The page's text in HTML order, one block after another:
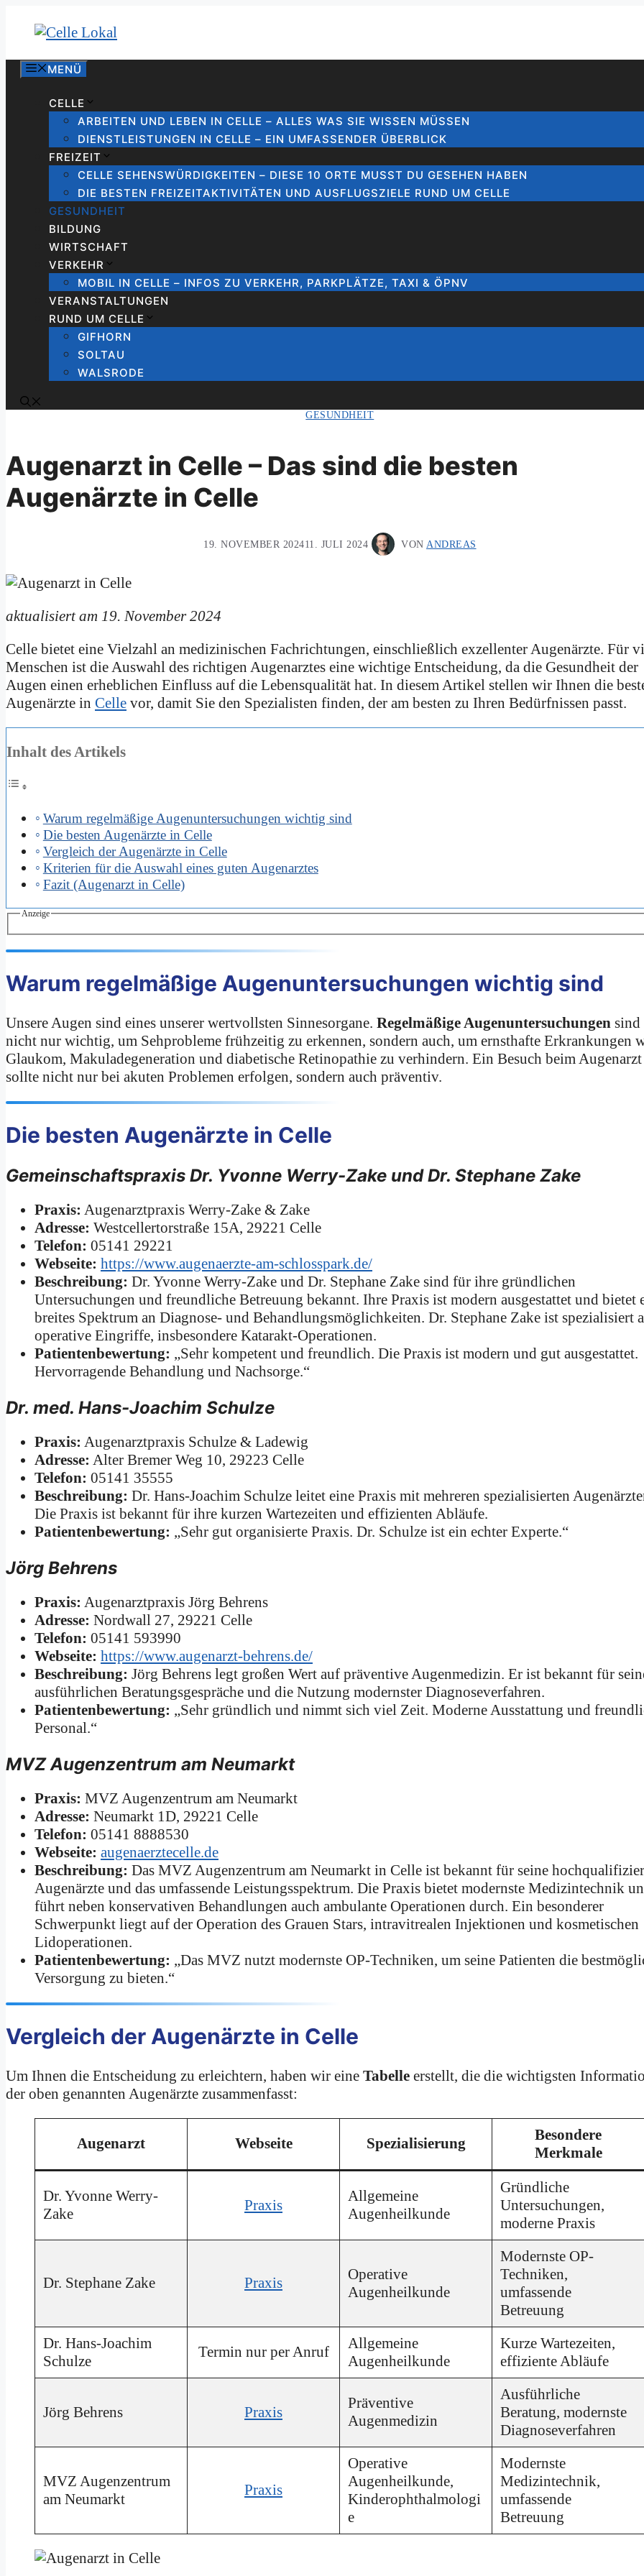
Inhalt
MENÜ
CELLE
ARBEITEN UND LEBEN IN CELLE – ALLES WAS SIE WISSEN MÜSSEN
DIENSTLEISTUNGEN IN CELLE – EIN UMFASSENDER ÜBERBLICK
FREIZEIT
CELLE SEHENSWÜRDIGKEITEN – DIESE 10 ORTE MUSST DU GESEHEN HABEN
DIE BESTEN FREIZEITAKTIVITÄTEN UND AUSFLUGSZIELE RUND UM CELLE
GESUNDHEIT
BILDUNG
WIRTSCHAFT
VERKEHR
MOBIL IN CELLE – INFOS ZU VERKEHR, PARKPLÄTZE, TAXI & ÖPNV
VERANSTALTUNGEN
RUND UM CELLE
GIFHORN
SOLTAU
WALSRODE
GESUNDHEIT
Augenarzt in Celle – Das sind die besten
Augenärzte in Celle
19. NOVEMBER 202411. JULI 2024 VON ANDREAS
aktualisiert am 19. November 2024
Celle bietet eine Vielzahl an medizinischen Fachrichtungen, einschließlich exzellenter Augenärzte. Für
Menschen ist die Auswahl des richtigen Augenarztes eine wichtige Entscheidung, da die Gesundheit der
Augen einen erheblichen Einfluss auf die Lebensqualität hat. In diesem Artikel stellen wir Ihnen die
Augenärzte in Celle vor, damit Sie den Spezialisten finden, der am besten zu Ihren Bedürfnissen passt.
Inhalt des Artikels
Warum regelmäßige Augenuntersuchungen wichtig sind
Die besten Augenärzte in Celle
Vergleich der Augenärzte in Celle
Kriterien für die Auswahl eines guten Augenarztes
Fazit (Augenarzt in Celle)
Anzeige
Warum regelmäßige Augenuntersuchungen wichtig sind
Unsere Augen sind eines unserer wertvollsten Sinnesorgane. Regelmäßige Augenuntersuchungen sind
nicht nur wichtig, um Sehprobleme frühzeitig zu erkennen, sondern auch, um ernsthafte Erkrankungen
Glaukom, Makuladegeneration und diabetische Retinopathie zu verhindern. Ein Besuch beim Augenarzt
sollte nicht nur bei akuten Problemen erfolgen, sondern auch präventiv.
Die besten Augenärzte in Celle
Gemeinschaftspraxis Dr. Yvonne Werry-Zake und Dr. Stephane Zake
Praxis: Augenarztpraxis Werry-Zake & Zake
Adresse: Westcellertorstraße 15A, 29221 Celle
Telefon: 05141 29221
Webseite: https://www.augenaerzte-am-schlosspark.de/
Beschreibung: Dr. Yvonne Werry-Zake und Dr. Stephane Zake sind für ihre gründlichen
Untersuchungen und freundliche Betreuung bekannt. Ihre Praxis ist modern ausgestattet und bietet
breites Spektrum an Diagnose- und Behandlungsmöglichkeiten. Dr. Stephane Zake ist spezialisiert
operative Eingriffe, insbesondere Katarakt-Operationen.
Patientenbewertung: „Sehr kompetent und freundlich. Die Praxis ist modern und gut ausgestattet.
Hervorragende Behandlung und Nachsorge.“
Dr. med. Hans-Joachim Schulze
Praxis: Augenarztpraxis Schulze & Ladewig
Adresse: Alter Bremer Weg 10, 29223 Celle
Telefon: 05141 35555
Beschreibung: Dr. Hans-Joachim Schulze leitet eine Praxis mit mehreren spezialisierten
Die Praxis ist bekannt für ihre kurzen Wartezeiten und effizienten Abläufe.
Patientenbewertung: „Sehr gut organisierte Praxis. Dr. Schulze ist ein echter Experte.“
Jörg Behrens
Praxis: Augenarztpraxis Jörg Behrens
Adresse: Nordwall 27, 29221 Celle
Telefon: 05141 593990
Webseite: https://www.augenarzt-behrens.de/
Beschreibung: Jörg Behrens legt großen Wert auf präventive Augenmedizin. Er ist bekannt für
ausführlichen Beratungsgespräche und die Nutzung modernster Diagnoseverfahren.
Patientenbewertung: „Sehr gründlich und nimmt sich viel Zeit. Moderne Ausstattung und
Personal.“
MVZ Augenzentrum am Neumarkt
Praxis: MVZ Augenzentrum am Neumarkt
Adresse: Neumarkt 1D, 29221 Celle
Telefon: 05141 8888530
Webseite: augenaerztecelle.de
Beschreibung: Das MVZ Augenzentrum am Neumarkt in Celle ist bekannt für seine
Augenärzte und das umfassende Leistungsspektrum. Die Praxis bietet modernste Medizintechnik
führt neben konservativen Behandlungen auch ambulante Operationen durch. Ein besonderer
Schwerpunkt liegt auf der Operation des Grauen Stars, intravitrealen Injektionen und kosmetischen
Lidoperationen.
Patientenbewertung: „Das MVZ nutzt modernste OP-Techniken, um seine Patienten die
Versorgung zu bieten.“
Vergleich der Augenärzte in Celle
Um Ihnen die Entscheidung zu erleichtern, haben wir eine Tabelle erstellt, die die wichtigsten
der oben genannten Augenärzte zusammenfasst:
Augenarzt Webseite Spezialisierung
Besondere
Merkmale
Dr. Yvonne Werry-
Zake
Praxis
Allgemeine
Augenheilkunde
Gründliche
Untersuchungen,
moderne Praxis
Dr. Stephane Zake Praxis
Operative
Augenheilkunde
Modernste OP-
Techniken,
umfassende
Betreuung
Dr. Hans-Joachim
Schulze
Termin nur per Anruf
Allgemeine
Augenheilkunde
Kurze Wartezeiten,
effiziente Abläufe
Jörg Behrens Praxis
Präventive
Augenmedizin
Ausführliche
Beratung, modernste
Diagnoseverfahren
MVZ Augenzentrum
am Neumarkt
Praxis
Operative
Augenheilkunde,
Kinderophthalmologi
e
Modernste
Medizintechnik,
umfassende
Betreuung